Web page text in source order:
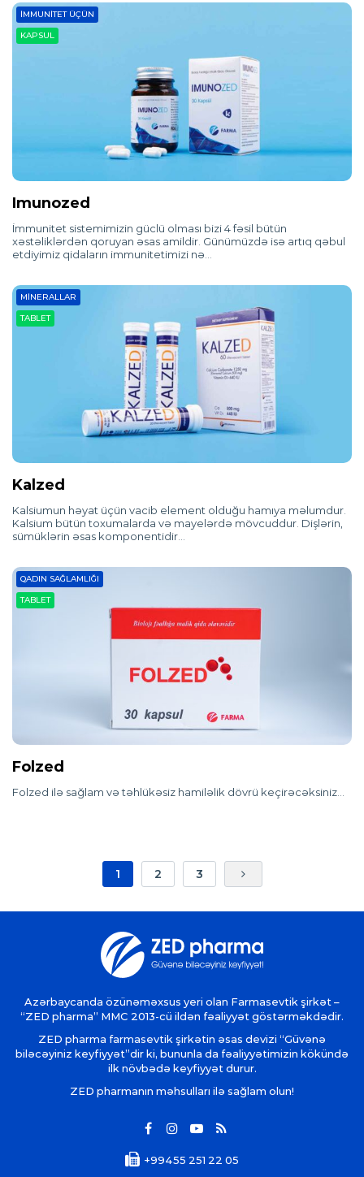
İMMUNITET ÜÇÜN
KAPSUL
Imunozed
İmmunitet sistemimizin güclü olması bizi 4 fəsil bütün
xəstəliklərdən qoruyan əsas amildir. Günümüzdə isə artıq qəbul
etdiyimiz qidaların immunitetimizi nə…
MINERALLAR
TABLET
Kalzed
Kalsiumun həyat üçün vacib element olduğu hamıya məlumdur.
Kalsium bütün toxumalarda və mayelərdə mövcuddur. Dişlərin,
sümüklərin əsas komponentidir…
QADIN SAĞLAMLIĞI
TABLET
Folzed
Folzed ilə sağlam və təhlükəsiz hamiləlik dövrü keçirəcəksiniz…
1 2 3
Azərbaycanda özünəməxsus yeri olan Farmasevtik şirkət –
“ZED pharma” MMC 2013-cü ildən fəaliyyət göstərməkdədir.
ZED pharma farmasevtik şirkətin əsas devizi “Güvənə
biləcəyiniz keyfiyyət”dir ki, bununla da fəaliyyətimizin kökündə
ilk növbədə keyfiyyət durur.
ZED pharmanın məhsulları ilə sağlam olun!
+99455 251 22 05